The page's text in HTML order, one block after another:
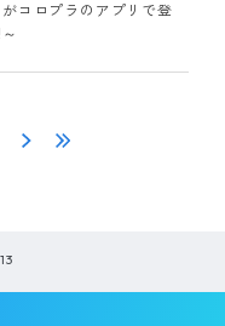
コロプラのアプリで登